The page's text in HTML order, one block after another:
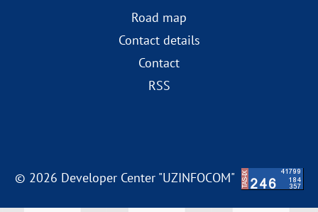
Road map
Contact details
Contact
RSS
© 2026 Developer Center "UZINFOCOM"